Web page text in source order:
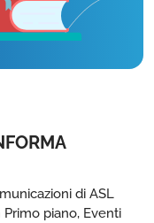
di ASL
piano, Eventi